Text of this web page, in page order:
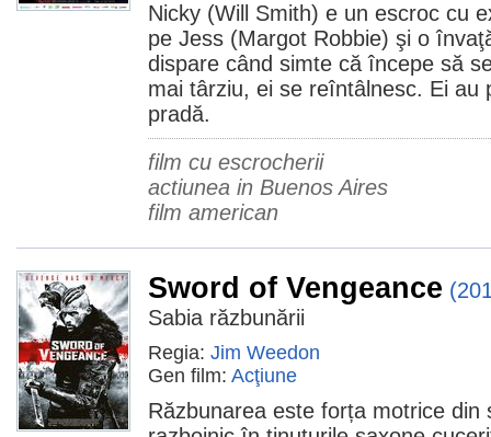
Nicky (Will Smith) e un escroc cu
pe Jess (Margot Robbie) şi o
dispare când simte că începe să
mai târziu, ei se reîntâlnesc. Ei au
pradă.
film cu escrocherii
actiunea in Buenos Aires
film american
Sword of Vengeance
Sabia răzbunării
Regia: Jim Weedon
Gen film: Acţiune
Răzbunarea este forța motrice din